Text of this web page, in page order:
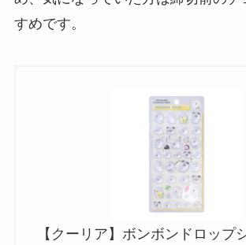
すめです。
【クーリア】ボンボンドロップ